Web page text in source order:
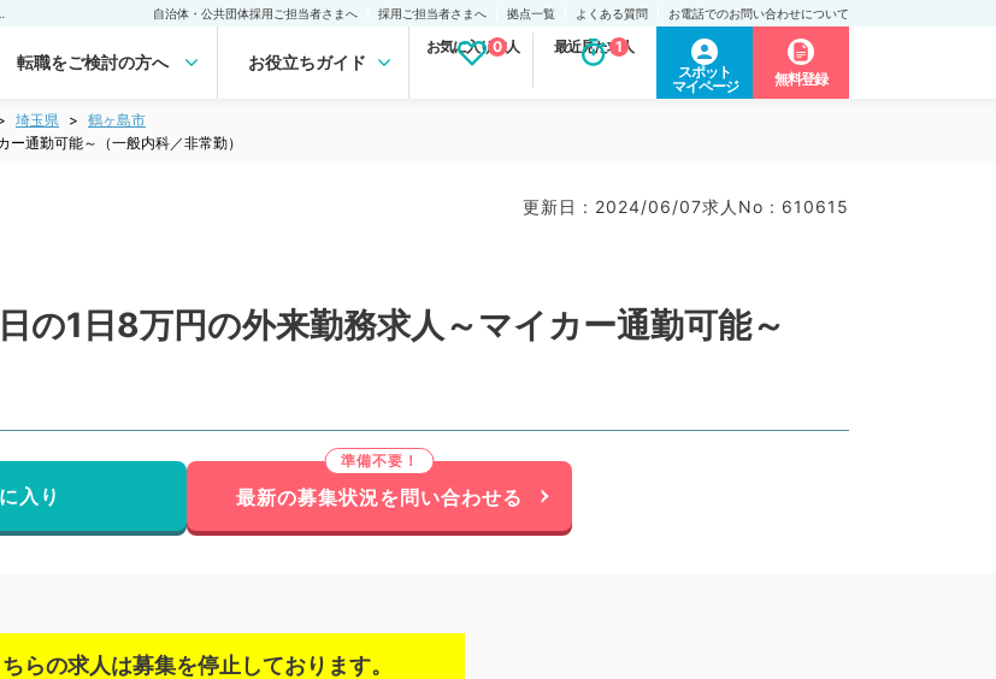
自治体・公共団体採用ご担当者さまへ 採用ご担当者さまへ 拠点一覧 よくある質問 お電話でのお問い合わせについて
転職をご検討の方へ お役立ちガイド
お気に入り求人
0 最近見た求人
1
スポット
マイページ
無料登録
埼玉県
鶴ヶ島市
ー通勤可能～（一般内科／非常勤）
更新日 : 2024/06/07求人No : 610615
の1日8万円の外来勤務求人～マイカー通勤可能～
入り 最新の募集状況を問い合わせる
らの求人は募集を停止しております。